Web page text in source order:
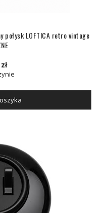
połysk LOFTICA retro vintage